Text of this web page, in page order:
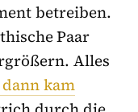
betreiben.
Paar
Alles
kam